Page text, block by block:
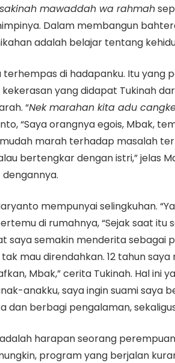
sakinah mawaddah wa rahmah
Dalam membangun
adalah belajar tentang
di hadapanku. Itu yang
yang didapat Tukinah
“Nek marahan kita adu
“Saya orangnya egois, Mbak,
mudah marah terhadap masalah
bertengkar dengan istri,”
mempunyai selingkuhan.
di rumahnya, “Sejak saat
semakin menderita sebagai
tak mau direndahkan. 12 tahun
Mbak,” cerita Tukinah. Hal
anakku, saya ingin suami saya
dan berbagi pengalaman,
harapan seorang
program yang berjalan